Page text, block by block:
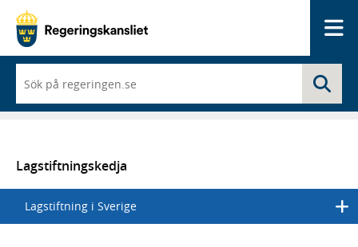
du
börjar
skriva
en
lista
med
sökförslag
Lagstiftningskedja
Lagstiftning i Sverige